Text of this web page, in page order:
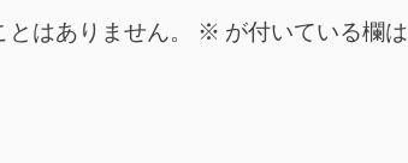
はありません。 ※ が付いている欄は